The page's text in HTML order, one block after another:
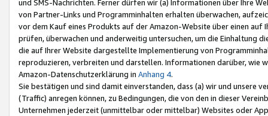
und SMS-Nachrichten. Ferner dürfen wir (a) Informationen über Ihre
von Partner-Links und Programminhalten erhalten überwachen,
vor dem Kauf eines Produkts auf der Amazon-Website über einen
prüfen, überwachen und anderweitig untersuchen, um die Einhaltung
die auf Ihrer Website dargestellte Implementierung von
reproduzieren, verbreiten und darstellen. Informationen darüber, wie
Amazon-Datenschutzerklärung in Anhang 4.
Sie bestätigen und sind damit einverstanden, dass (a) wir und
(Traffic) anregen können, zu Bedingungen, die von den in dieser
Unternehmen jederzeit (unmittelbar oder mittelbar) Websites oder